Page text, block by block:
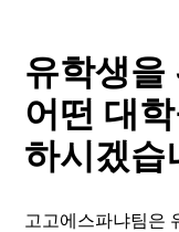
유학생을
어떤 대
하시겠습
고고에스파냐팀은